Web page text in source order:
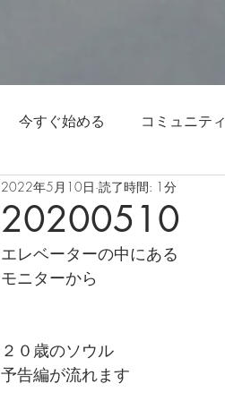
今すぐ始める コミュニティ
20200510
2022年5月10日 読了時間: 1分
エレベーターの中にある
モニターから
２０歳のソウル
予告編が流れます